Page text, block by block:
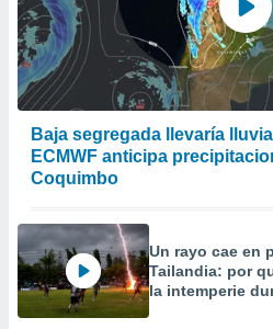
Baja segregada llevaría
ECMWF anticipa
Coquimbo
Un rayo cae en
Tailandia: por
la intemperie